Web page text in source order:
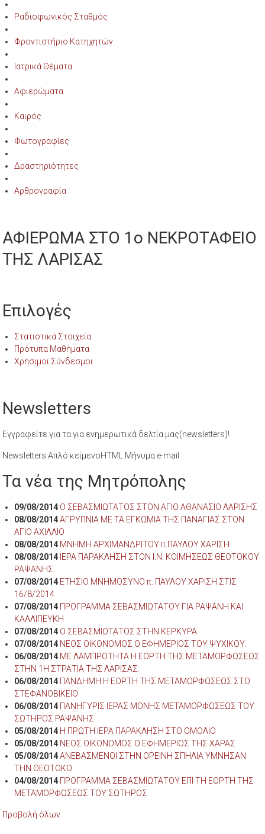
Ραδιοφωνικός Σταθμός
Φροντιστήριο Κατηχητών
Ιατρικά Θέματα
Αφιερώματα
Καιρός
Φωτογραφίες
Δραστηριότητες
Αρθρογραφία
ΑΦΙΕΡΩΜΑ ΣΤΟ 1ο ΝΕΚΡΟΤΑΦΕΙΟ
ΤΗΣ ΛΑΡΙΣΑΣ
Επιλογές
Στατιστικά Στοιχεία
Πρότυπα Μαθήματα
Χρήσιμοι Σύνδεσμοι
Newsletters
Εγγραφείτε για τα για ενημερωτικά δελτία μας(newsletters)!
Newsletters Απλό κείμενοHTML Μήνυμα e-mail
Τα νέα της Μητρόπολης
09/08/2014 Ο ΣΕΒΑΣΜΙΩΤΑΤΟΣ ΣΤΟΝ ΑΓΙΟ ΑΘΑΝΑΣΙΟ ΛΑΡΙΣΗΣ
08/08/2014 ΑΓΡΥΠΝΙΑ ΜΕ ΤΑ ΕΓΚΩΜΙΑ ΤΗΣ ΠΑΝΑΓΙΑΣ ΣΤΟΝ
ΑΓΙΟ ΑΧΙΛΛΙΟ
08/08/2014 ΜΝΗΜΗ ΑΡΧΙΜΑΝΔΡΙΤΟΥ π.ΠΑΥΛΟΥ ΧΑΡΙΣΗ
08/08/2014 ΙΕΡΑ ΠΑΡΑΚΛΗΣΗ ΣΤΟΝ Ι.Ν. ΚΟΙΜΗΣΕΩΣ ΘΕΟΤΟΚΟΥ
ΡΑΨΑΝΗΣ
07/08/2014 ΕΤΗΣΙΟ ΜΝΗΜΟΣΥΝΟ π. ΠΑΥΛΟΥ ΧΑΡΙΣΗ ΣΤΙΣ
16/8/2014
07/08/2014 ΠΡΟΓΡΑΜΜΑ ΣΕΒΑΣΜΙΩΤΑΤΟΥ ΓΙΑ ΡΑΨΑΝΗ ΚΑΙ
ΚΑΛΛΙΠΕΥΚΗ
07/08/2014 Ο ΣΕΒΑΣΜΙΩΤΑΤΟΣ ΣΤΗΝ ΚΕΡΚΥΡΑ
07/08/2014 ΝΕΟΣ ΟΙΚΟΝΟΜΟΣ Ο ΕΦΗΜΕΡΙΟΣ ΤΟΥ ΨΥΧΙΚΟΥ.
06/08/2014 ΜΕ ΛΑΜΠΡΟΤΗΤΑ Η ΕΟΡΤΗ ΤΗΣ ΜΕΤΑΜΟΡΦΩΣΕΩΣ
ΣΤΗΝ 1Η ΣΤΡΑΤΙΑ ΤΗΣ ΛΑΡΙΣΑΣ.
06/08/2014 ΠΑΝΔΗΜΗ Η ΕΟΡΤΗ ΤΗΣ ΜΕΤΑΜΟΡΦΩΣΕΩΣ ΣΤΟ
ΣΤΕΦΑΝΟΒΙΚΕΙΟ
06/08/2014 ΠΑΝΗΓΥΡΙΣ ΙΕΡΑΣ ΜΟΝΗΣ ΜΕΤΑΜΟΡΦΩΣΕΩΣ ΤΟΥ
ΣΩΤΗΡΟΣ ΡΑΨΑΝΗΣ
05/08/2014 Η ΠΡΩΤΗ ΙΕΡΑ ΠΑΡΑΚΛΗΣΗ ΣΤΟ ΟΜΟΛΙΟ
05/08/2014 ΝΕΟΣ ΟΙΚΟΝΟΜΟΣ Ο ΕΦΗΜΕΡΙΟΣ ΤΗΣ ΧΑΡΑΣ
05/08/2014 ΑΝΕΒΑΣΜΕΝΟΙ ΣΤΗΝ ΟΡΕΙΝΗ ΣΠΗΛΙΑ ΥΜΝΗΣΑΝ
ΤΗΝ ΘΕΟΤΟΚΟ
04/08/2014 ΠΡΟΓΡΑΜΜΑ ΣΕΒΑΣΜΙΩΤΑΤΟΥ ΕΠΙ ΤΗ ΕΟΡΤΗ ΤΗΣ
ΜΕΤΑΜΟΡΦΩΣΕΩΣ ΤΟΥ ΣΩΤΗΡΟΣ
Προβολή όλων